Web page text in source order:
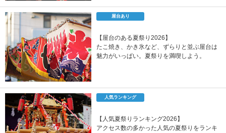
屋台あり
【屋台のある夏祭り2026】
たこ焼き、かき氷など、ずらりと並ぶ屋台は
魅力がいっぱい。夏祭りを満喫しよう。
人気ランキング
【人気夏祭りランキング2026】
アクセス数の多かった人気の夏祭りをランキ